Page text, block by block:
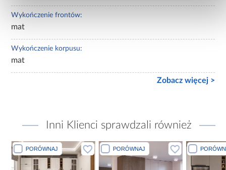
Wykończenie frontów:
mat
Wykończenie korpusu:
mat
Zobacz więcej >
Inni Klienci sprawdzali również
PORÓWNAJ PORÓWNAJ